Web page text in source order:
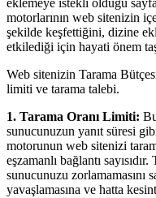
eklemeye istekli olduğu
motorlarının web sitenizin
şekilde keşfettiğini, dizine
etkilediği için hayati önem
Web sitenizin Tarama
limiti ve tarama talebi.
1. Tarama Oranı Limiti:
sunucunuzun yanıt süresi
motorunun web sitenizi
eşzamanlı bağlantı
sunucunuzu zorlamamasını
yavaşlamasına ve hatta